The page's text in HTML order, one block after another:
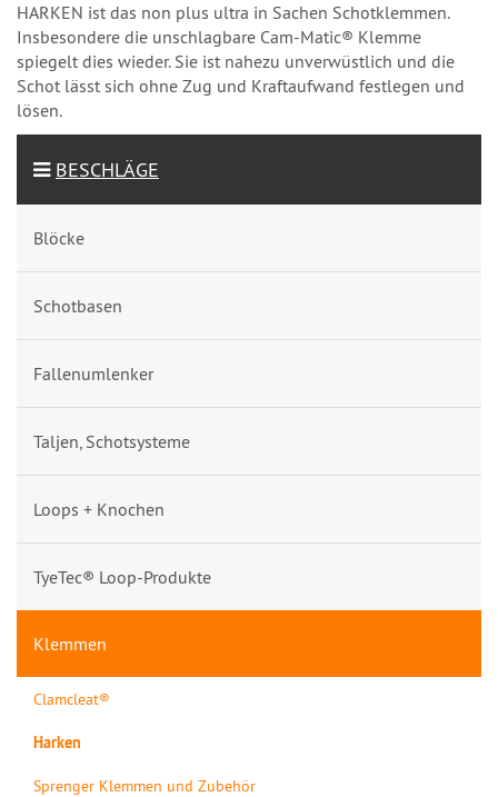
HARKEN ist das non plus ultra in Sachen Schotklemmen.
Insbesondere die unschlagbare Cam-Matic® Klemme
spiegelt dies wieder. Sie ist nahezu unverwüstlich und die
Schot lässt sich ohne Zug und Kraftaufwand festlegen und
lösen.
BESCHLÄGE
Blöcke
Schotbasen
Fallenumlenker
Taljen, Schotsysteme
Loops + Knochen
TyeTec® Loop-Produkte
Klemmen
Clamcleat®
Harken
Sprenger Klemmen und Zubehör